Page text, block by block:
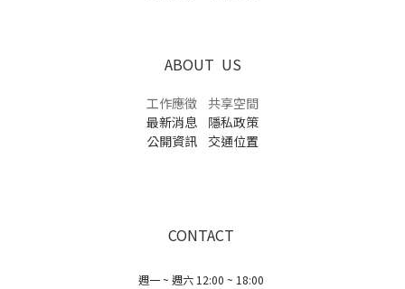
ABOUT US
工作應徵 共享空間
最新消息
隱私政策
公開資訊
交通位置
CONTACT
週一 ~ 週六 12:00 ~ 18:00